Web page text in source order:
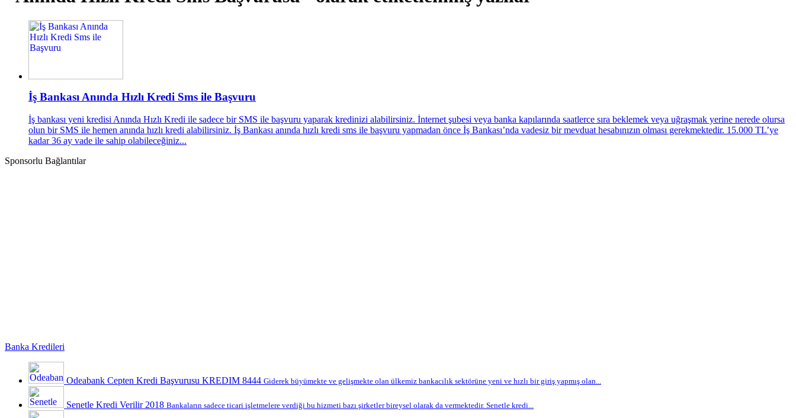
İş Bankası Anında Hızlı Kredi Sms ile Başvuru
İş bankası yeni kredisi Anında Hızlı Kredi ile sadece bir SMS ile başvuru yaparak kredinizi alabilirsiniz. İnternet şubesi veya banka kapılarında saatlerce sıra beklemek veya uğraşmak yerine nerede olursa
olun bir SMS ile hemen anında hızlı kredi alabilirsiniz. İş Bankası anında hızlı kredi sms ile başvuru yapmadan önce İş Bankası’nda vadesiz bir mevduat hesabınızın olması gerekmektedir. 15.000 TL’ye
kadar 36 ay vade ile sahip olabileceğiniz...
Sponsorlu Bağlantılar
Banka Kredileri
Odeabank Cepten Kredi Başvurusu KREDIM 8444 Giderek büyümekte ve gelişmekte olan ülkemiz bankacılık sektörüne yeni ve hızlı bir giriş yapmış olan...
Senetle Kredi Verilir 2018 Bankaların sadece ticari işletmelere verdiği bu hizmeti bazı şirketler bireysel olarak da vermektedir. Senetle kredi...